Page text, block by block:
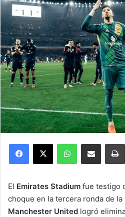
Facebook
X WhatsAppCompartir por correo
El Emirates Stadium fue testigo
choque en la tercera ronda de la
Manchester United logró